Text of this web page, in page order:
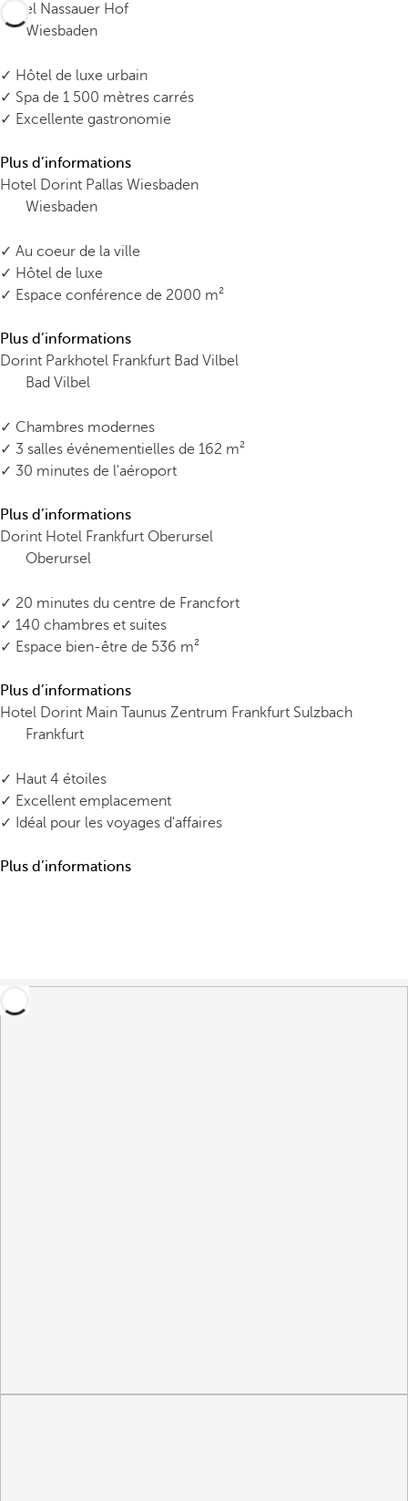
Hotel Nassauer Hof
Wiesbaden
✓ Hôtel de luxe urbain
✓ Spa de 1 500 mètres carrés
✓ Excellente gastronomie
Plus d’informations
Hotel Dorint Pallas Wiesbaden
Wiesbaden
✓ Au coeur de la ville
✓ Hôtel de luxe
✓ Espace conférence de 2000 m²
Plus d’informations
Dorint Parkhotel Frankfurt Bad Vilbel
Bad Vilbel
✓ Chambres modernes
✓ 3 salles événementielles de 162 m²
✓ 30 minutes de l'aéroport
Plus d’informations
Dorint Hotel Frankfurt Oberursel
Oberursel
✓ 20 minutes du centre de Francfort
✓ 140 chambres et suites
✓ Espace bien-être de 536 m²
Plus d’informations
Hotel Dorint Main Taunus Zentrum Frankfurt Sulzbach
Frankfurt
✓ Haut 4 étoiles
✓ Excellent emplacement
✓ Idéal pour les voyages d'affaires
Plus d’informations